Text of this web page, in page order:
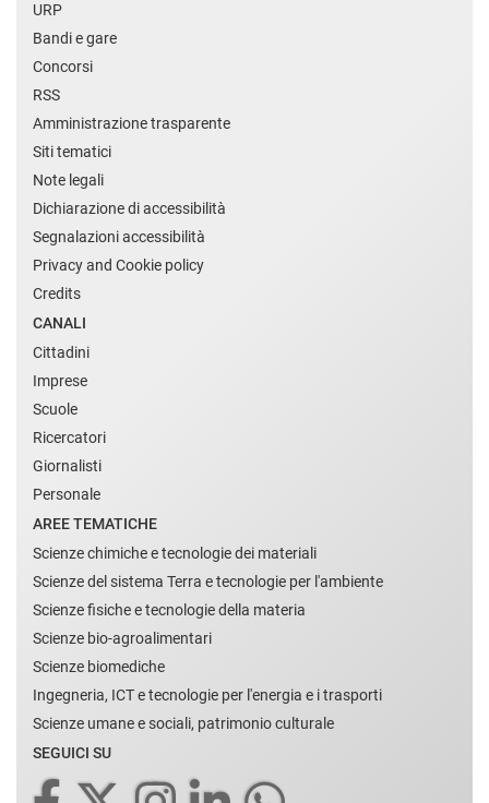
URP
Bandi e gare
Concorsi
RSS
Amministrazione trasparente
Siti tematici
Note legali
Dichiarazione di accessibilità
Segnalazioni accessibilità
Privacy and Cookie policy
Credits
CANALI
Cittadini
Imprese
Scuole
Ricercatori
Giornalisti
Personale
AREE TEMATICHE
Scienze chimiche e tecnologie dei materiali
Scienze del sistema Terra e tecnologie per l'ambiente
Scienze fisiche e tecnologie della materia
Scienze bio-agroalimentari
Scienze biomediche
Ingegneria, ICT e tecnologie per l'energia e i trasporti
Scienze umane e sociali, patrimonio culturale
SEGUICI SU